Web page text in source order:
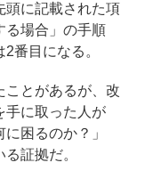
に記載された項
る場合」の手順
番目になる。
とがあるが、改
手に取った人が
困るのか？」
証拠だ。